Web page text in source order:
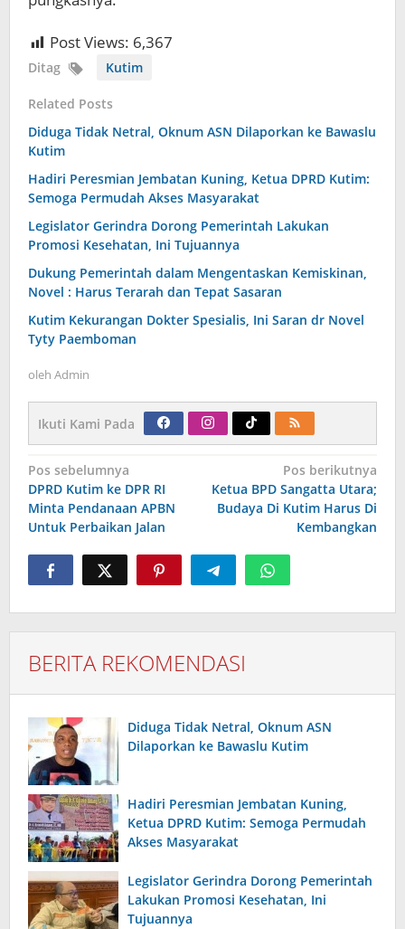
Post Views: 6,367
Ditag Kutim
Related Posts
Diduga Tidak Netral, Oknum ASN Dilaporkan ke Bawaslu
Kutim
Hadiri Peresmian Jembatan Kuning, Ketua DPRD Kutim:
Semoga Permudah Akses Masyarakat
Legislator Gerindra Dorong Pemerintah Lakukan
Promosi Kesehatan, Ini Tujuannya
Dukung Pemerintah dalam Mengentaskan Kemiskinan,
Novel : Harus Terarah dan Tepat Sasaran
Kutim Kekurangan Dokter Spesialis, Ini Saran dr Novel
Tyty Paemboman
oleh Admin
Ikuti Kami Pada
Navigasi
pos
Pos sebelumnya
DPRD Kutim ke DPR RI
Minta Pendanaan APBN
Untuk Perbaikan Jalan
Pos berikutnya
Ketua BPD Sangatta Utara;
Budaya Di Kutim Harus Di
Kembangkan
BERITA REKOMENDASI
Diduga Tidak Netral, Oknum ASN
Dilaporkan ke Bawaslu Kutim
Hadiri Peresmian Jembatan Kuning,
Ketua DPRD Kutim: Semoga Permudah
Akses Masyarakat
Legislator Gerindra Dorong Pemerintah
Lakukan Promosi Kesehatan, Ini
Tujuannya